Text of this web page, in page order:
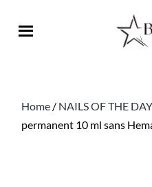
Home / NAILS OF THE DAY
permanent 10 ml sans